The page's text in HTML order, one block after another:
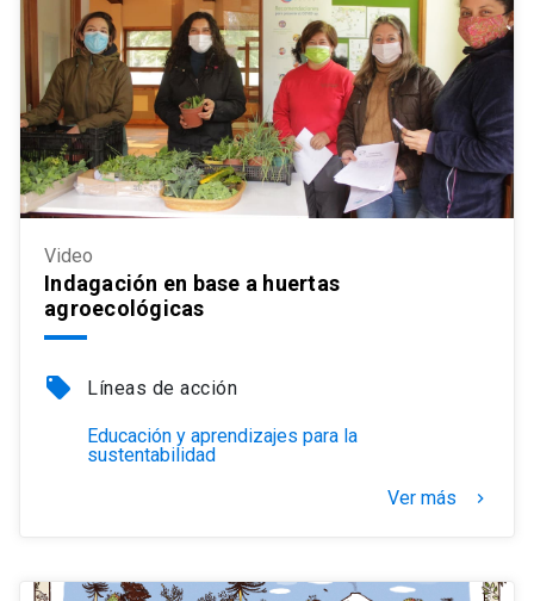
Video
Indagación en base a huertas
agroecológicas
local_offer Líneas de acción
Educación y aprendizajes para la
sustentabilidad
Ver más
keyboard_arrow_right